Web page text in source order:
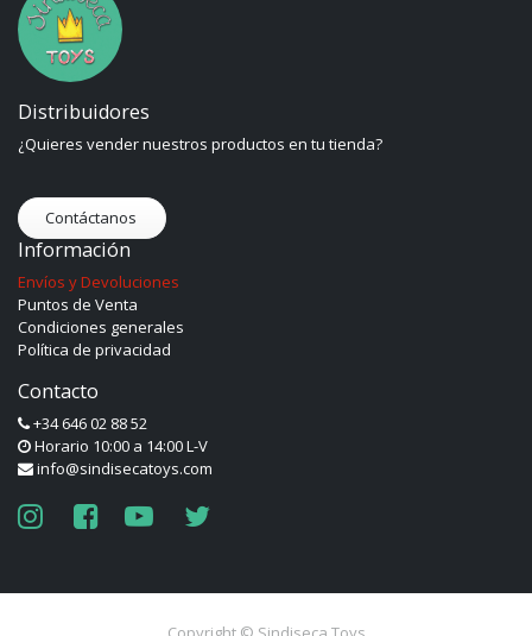
Distribuidores
¿Quieres vender nuestros productos en tu tienda?
Contáctanos
Información
Envíos y Devoluciones
Puntos de Venta
Condiciones generales
Política de privacidad
Contacto
+34 646 02 88 52
Horario 10:00 a 14:00 L-V
info@sindisecatoys.com